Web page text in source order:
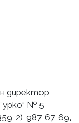
директор
№ 5
2) 987 67 69,